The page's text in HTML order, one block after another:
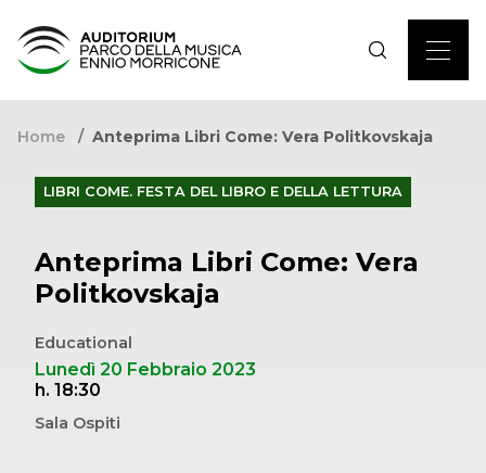
Home Anteprima Libri Come: Vera Politkovskaja
LIBRI COME. FESTA DEL LIBRO E DELLA LETTURA
Anteprima Libri Come: Vera
Politkovskaja
Educational
Lunedì 20 Febbraio 2023
h. 18:30
Sala Ospiti